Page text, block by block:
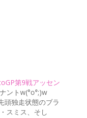
第9戦アッセン
ントw(°o°;)w
頭独走状態のブラ
スミス、そし